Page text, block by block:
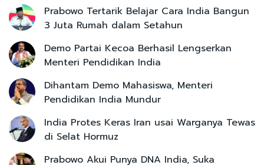
Prabowo Tertarik Belajar Cara India Bangun
3 Juta Rumah dalam Setahun
Demo Partai Kecoa Berhasil Lengserkan
Menteri Pendidikan India
Dihantam Demo Mahasiswa, Menteri
Pendidikan India Mundur
India Protes Keras Iran usai Warganya Tewas
di Selat Hormuz
Prabowo Akui Punya DNA India, Suka